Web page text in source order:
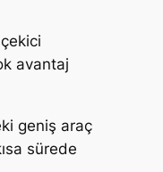
avantaj
geniş araç
sürede